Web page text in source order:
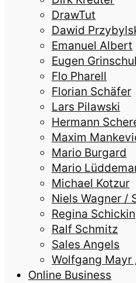
DrawTut
Dawid
Emanuel Albert
Eugen
Flo Pharell
Florian Schäfer
Lars Pilawski
Hermann
Maxim
Mario Burgard
Mario
Michael Kotzur
Niels Wagner /
Regina
Ralf Schmitz
Sales Angels
Wolfgang Mayr
Online Business